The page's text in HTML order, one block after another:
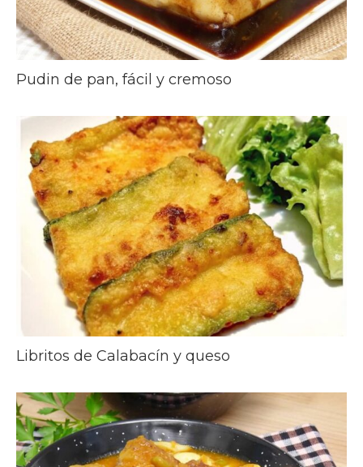
Pudin de pan, fácil y cremoso
Libritos de Calabacín y queso